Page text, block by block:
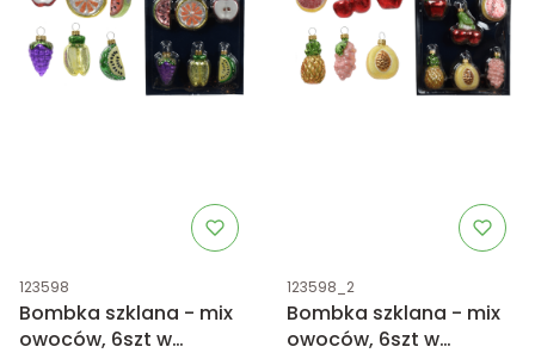
Kod produktu
123598
Bombka szklana - mix
owoców, 6szt w
Kod produktu
123598_2
Bombka szklana - mix
owoców, 6szt w